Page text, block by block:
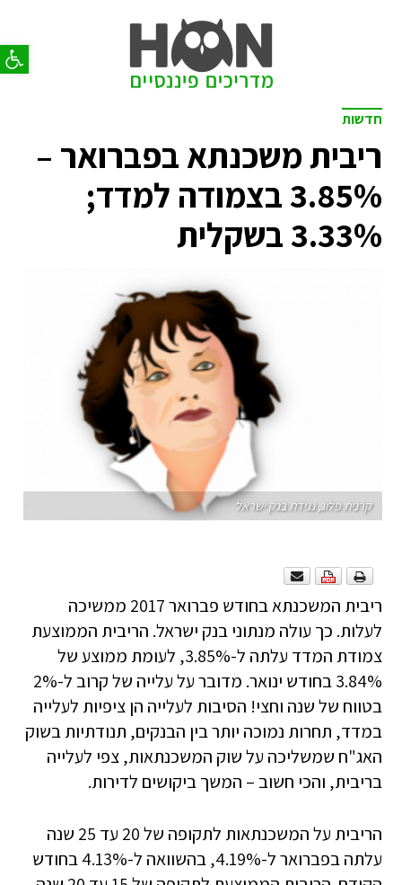
פתח
חדשות
ריבית משכנתא בפברואר –
3.85% בצמודה למדד;
3.33% בשקלית
קרנית פלוג, נגידת בנק ישראל
ריבית המשכנתא בחודש פברואר 2017 ממשיכה
לעלות. כך עולה מנתוני בנק ישראל. הריבית הממוצעת
צמודת המדד עלתה ל-3.85%, לעומת ממוצע של
3.84% בחודש ינואר. מדובר על עלייה של קרוב ל-2%
בטווח של שנה וחצי! הסיבות לעלייה הן ציפיות לעלייה
במדד, תחרות נמוכה יותר בין הבנקים, תנודתיות בשוק
האג"ח שמשליכה על שוק המשכנתאות, צפי לעלייה
בריבית, והכי חשוב – המשך ביקושים לדירות.
הריבית על המשכנתאות לתקופה של 20 עד 25 שנה
עלתה בפברואר ל-4.19%, בהשוואה ל-4.13% בחודש